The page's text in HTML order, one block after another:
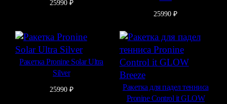
25990 ₽
25990₽
Ракетка Pronine Solar Ultra
Silver
25990 ₽
Ракетка для падел тенниса
Pronine Control it GLOW